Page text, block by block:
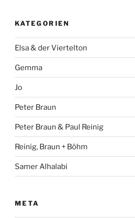
KATEGORIEN
Elsa & der Viertelton
Gemma
Jo
Peter Braun
Peter Braun & Paul Reinig
Reinig, Braun + Böhm
Samer Alhalabi
META